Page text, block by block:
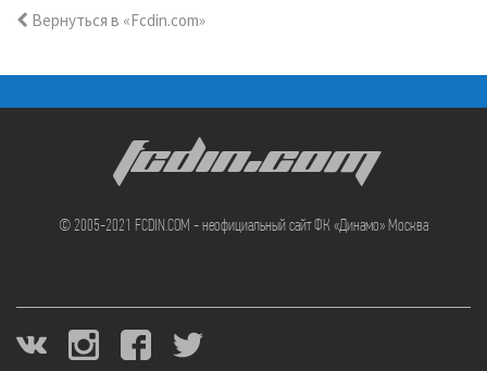
Вернуться в «Fcdin.com»
FCDIN.COM
© 2005-2021 FCDIN.COM - неофициальный сайт ФК «Динамо» Москва